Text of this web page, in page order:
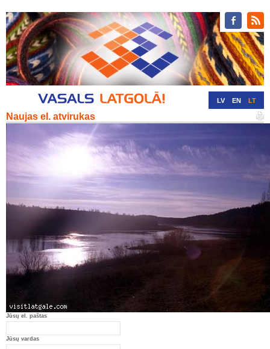
LV EN LT
Naujas el. atvirukas
Jūsų el. paštas
Jūsų vardas